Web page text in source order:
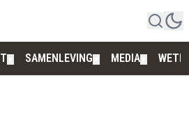
SAMENLEVING MEDIA